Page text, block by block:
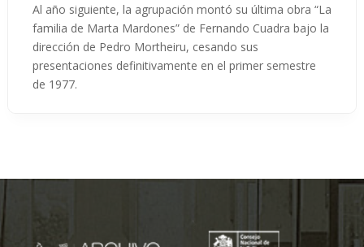
Al año siguiente, la agrupación montó su última obra “La
familia de Marta Mardones” de Fernando Cuadra bajo la
dirección de Pedro Mortheiru, cesando sus
presentaciones definitivamente en el primer semestre
de 1977.